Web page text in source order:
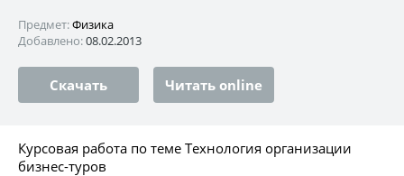
Предмет:Физика
Добавлено:08.02.2013
Скачать Читать online
Курсовая работа по теме Технология организации
бизнес-туров